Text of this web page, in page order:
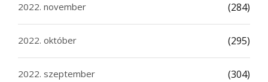
2022. november (284)
2022. október (295)
2022. szeptember (304)